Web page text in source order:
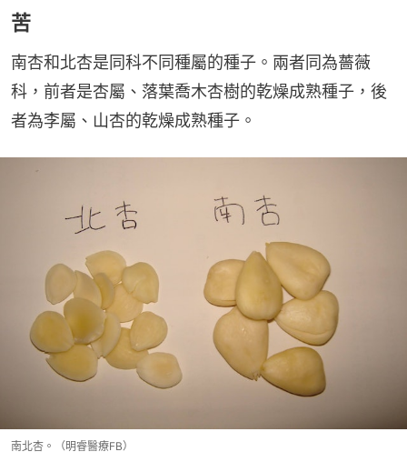
苦
南杏和北杏是同科不同種屬的種子。兩者同為薔薇
科，前者是杏屬、落葉喬木杏樹的乾燥成熟種子，後
者為李屬、山杏的乾燥成熟種子。
南北杏。（明睿醫療FB）